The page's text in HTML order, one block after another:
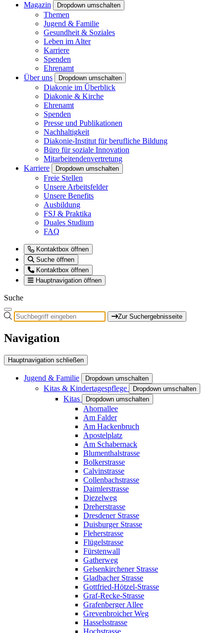
Magazin
Dropdown umschalten
Themen
Jugend & Familie
Gesundheit & Soziales
Leben im Alter
Karriere
Spenden
Ehrenamt
Über uns
Dropdown umschalten
Diakonie im Überblick
Diakonie & Kirche
Ehrenamt
Spenden
Presse und Publikationen
Nachhaltigkeit
Diakonie-Institut für berufliche Bildung
Büro für soziale Innovation
Mitarbeitendenvertretung
Karriere
Dropdown umschalten
Freie Stellen
Unsere Arbeitsfelder
Unsere Benefits
Ausbildung
FSJ & Praktika
Duales Studium
FAQ
Kontaktbox öffnen
Suche öffnen
Kontaktbox öffnen
Hauptnavigation öffnen
Suche
Zur Suchergebnisseite
Navigation
Hauptnavigation schließen
Jugend & Familie Dropdown umschalten
Kitas & Kindertagespflege Dropdown umschalten
Kitas Dropdown umschalten
Ahornallee
Am Falder
Am Hackenbruch
Apostelplatz
Am Schabernack
Blumenthalstrasse
Bolkerstrasse
Calvinstrasse
Collenbachstrasse
Daimlerstrasse
Diezelweg
Dreherstrasse
Dresdener Strasse
Duisburger Strasse
Fleherstrasse
Flügelstrasse
Fürstenwall
Gatherweg
Gelsenkirchener Strasse
Gladbacher Strasse
Gottfried-Hötzel-Strasse
Graf-Recke-Strasse
Grafenberger Allee
Grevenbroicher Weg
Hasselsstrasse
Hochstrasse